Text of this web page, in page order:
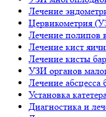
Лечение
Цервикометрия
Лечение полипов
Лечение кист
Лечение кисты
УЗИ органов
Лечение абсцесса
Установка
Диагностика и